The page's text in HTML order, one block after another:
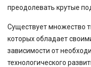
преодолевать крутые
Существует множество
которых обладает
зависимости от
технологического